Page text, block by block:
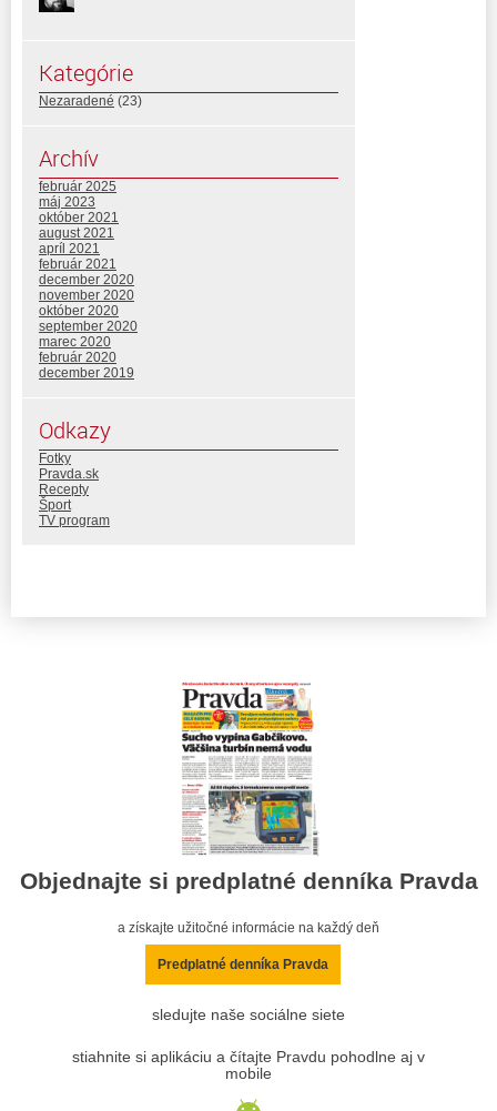
Kategórie
Nezaradené (23)
Archív
február 2025
máj 2023
október 2021
august 2021
apríl 2021
február 2021
december 2020
november 2020
október 2020
september 2020
marec 2020
február 2020
december 2019
Odkazy
Fotky
Pravda.sk
Recepty
Šport
TV program
Objednajte si predplatné denníka Pravda
a získajte užitočné informácie na každý deň
Predplatné denníka Pravda
sledujte naše sociálne siete
stiahnite si aplikáciu a čítajte Pravdu pohodlne aj v
mobile